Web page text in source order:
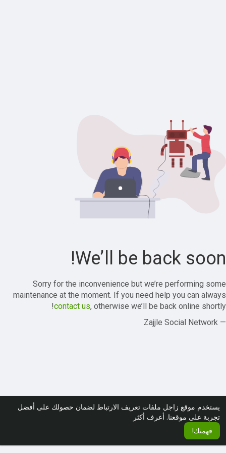
يستخدم موقع زاجل ملفات تعريف الارتباط لضمان حصولك على أفضل
تجربة على موقعنا. أعرف أكثر
فهمتك!
We’ll be back soon!
Sorry for the inconvenience but we’re performing some
maintenance at the moment. If you need help you can always
contact us, otherwise we’ll be back online shortly!
— Zajjle Social Network